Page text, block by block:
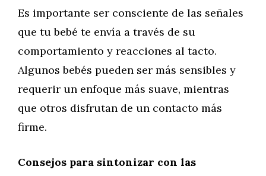
Es importante ser consciente de las señales
que tu bebé te envía a través de su
comportamiento y reacciones al tacto.
Algunos bebés pueden ser más sensibles y
requerir un enfoque más suave, mientras
que otros disfrutan de un contacto más
firme.
Consejos para sintonizar con las